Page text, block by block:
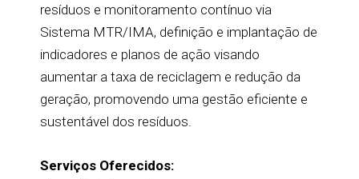
resíduos e monitoramento contínuo via
Sistema MTR/IMA, definição e implantação de
indicadores e planos de ação visando
aumentar a taxa de reciclagem e redução da
geração, promovendo uma gestão eficiente e
sustentável dos resíduos.
Serviços Oferecidos: